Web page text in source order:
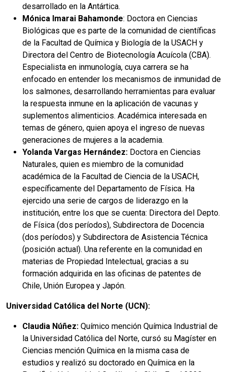
desarrollado en la Antártica.
Mónica Imarai Bahamonde: Doctora en Ciencias
Biológicas que es parte de la comunidad de científicas
de la Facultad de Química y Biología de la USACH y
Directora del Centro de Biotecnología Acuícola (CBA).
Especialista en inmunología, cuya carrera se ha
enfocado en entender los mecanismos de inmunidad de
los salmones, desarrollando herramientas para evaluar
la respuesta inmune en la aplicación de vacunas y
suplementos alimenticios. Académica interesada en
temas de género, quien apoya el ingreso de nuevas
generaciones de mujeres a la academia.
Yolanda Vargas Hernández: Doctora en Ciencias
Naturales, quien es miembro de la comunidad
académica de la Facultad de Ciencia de la USACH,
específicamente del Departamento de Física. Ha
ejercido una serie de cargos de liderazgo en la
institución, entre los que se cuenta: Directora del Depto.
de Física (dos períodos), Subdirectora de Docencia
(dos períodos) y Subdirectora de Asistencia Técnica
(posición actual). Una referente en la comunidad en
materias de Propiedad Intelectual, gracias a su
formación adquirida en las oficinas de patentes de
Chile, Unión Europea y Japón.
Universidad Católica del Norte (UCN):
Claudia Núñez: Químico mención Química Industrial de
la Universidad Católica del Norte, cursó su Magíster en
Ciencias mención Química en la misma casa de
estudios y realizó su doctorado en Química en la